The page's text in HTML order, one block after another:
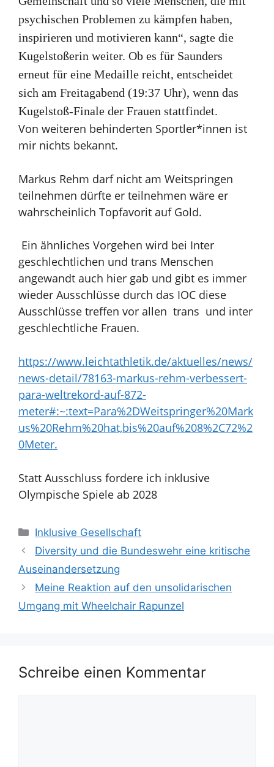
psychischen Problemen zu kämpfen haben,
inspirieren und motivieren kann“, sagte die
Kugelstoßerin weiter. Ob es für Saunders
erneut für eine Medaille reicht, entscheidet
sich am Freitagabend (19:37 Uhr), wenn das
Kugelstoß-Finale der Frauen stattfindet.
Von weiteren behinderten Sportler*innen ist
mir nichts bekannt.
Markus Rehm darf nicht am Weitspringen
teilnehmen dürfte er teilnehmen wäre er
wahrscheinlich Topfavorit auf Gold.
Ein ähnliches Vorgehen wird bei Inter
geschlechtlichen und trans Menschen
angewandt auch hier gab und gibt es immer
wieder Ausschlüsse durch das IOC diese
Ausschlüsse treffen vor allen trans und inter
geschlechtliche Frauen.
https://www.leichtathletik.de/aktuelles/news/
news-detail/78163-markus-rehm-verbessert-
para-weltrekord-auf-872-
meter#:~:text=Para%2DWeitspringer%20Mark
us%20Rehm%20hat,bis%20auf%208%2C72%2
0Meter.
Statt Ausschluss fordere ich inklusive
Olympische Spiele ab 2028
Kategorien
Inklusive Gesellschaft
Diversity und die Bundeswehr eine kritische
Auseinandersetzung
Meine Reaktion auf den unsolidarischen
Umgang mit Wheelchair Rapunzel
Schreibe einen Kommentar